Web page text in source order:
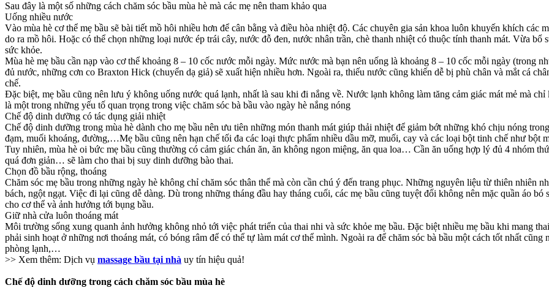
Sau đây là một số những cách chăm sóc bầu mùa hè mà các mẹ nên tham khảo qua
Uống nhiều nước
Vào mùa hè cơ thể mẹ bầu sẽ bài tiết mồ hôi nhiều hơn để cân bằng và điều hòa nhiệt độ. Các chuyên gia sản khoa luôn khuyến khích các
do ra mồ hôi. Hoặc có thể chọn những loại nước ép trái cây, nước đỗ đen, nước nhân trần, chè thanh nhiệt có thuộc tính thanh mát. Vừa
sức khỏe.
Mùa hè mẹ bầu cần nạp vào cơ thể khoảng 8 – 10 cốc nước mỗi ngày. Mức nước mà bạn nên uống là khoảng 8 – 10 cốc mỗi ngày (trong
đủ nước, những cơn co Braxton Hick (chuyển dạ giả) sẽ xuất hiện nhiều hơn. Ngoài ra, thiếu nước cũng khiến dễ bị phù chân và mắt cá
chế.
Đặc biệt, mẹ bầu cũng nên lưu ý không uống nước quá lạnh, nhất là sau khi đi nắng về. Nước lạnh không làm tăng cảm giác mát mẻ mà
là một trong những yếu tố quan trọng trong việc chăm sóc bà bầu vào ngày hè nắng nóng
Chế độ dinh dưỡng có tác dụng giải nhiệt
Chế độ dinh dưỡng trong mùa hè dành cho mẹ bầu nên ưu tiên những món thanh mát giúp thải nhiệt để giảm bớt những khó chịu nóng
đạm, muối khoáng, đường,…Mẹ bầu cũng nên hạn chế tối đa các loại thực phẩm nhiều dầu mỡ, muối, cay và các loại bột tinh chế như bột
Tuy nhiên, mùa hè oi bức mẹ bầu cũng thường có cảm giác chán ăn, ăn không ngon miệng, ăn qua loa… Cần ăn uống hợp lý đủ 4 nhóm
quá đơn giản… sẽ làm cho thai bị suy dinh dưỡng bào thai.
Chọn đồ bầu rộng, thoáng
Chăm sóc mẹ bầu trong những ngày hè không chỉ chăm sóc thân thể mà còn cần chú ý đến trang phục. Những nguyên liệu từ thiên nhiên
bách, ngột ngạt. Việc đi lại cũng dễ dàng. Dù trong những tháng đầu hay tháng cuối, các mẹ bầu cũng tuyệt đối không nên mặc quần áo
cho cơ thể và ảnh hưởng tới bụng bầu.
Giữ nhà cửa luôn thoáng mát
Môi trường sống xung quanh ảnh hưởng không nhỏ tới việc phát triển của thai nhi và sức khỏe mẹ bầu. Đặc biệt nhiều mẹ bầu khi mang
phải sinh hoạt ở những nơi thoáng mát, có bóng râm để có thể tự làm mát cơ thể mình. Ngoài ra để chăm sóc bà bầu một cách tốt nhất
phòng lạnh,…
>> Xem thêm: Dịch vụ massage bầu tại nhà uy tín hiệu quả!
Chế độ dinh dưỡng trong cách chăm sóc bầu mùa hè